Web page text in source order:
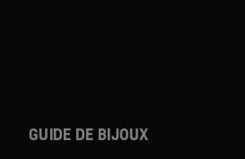
Guide de bijoux